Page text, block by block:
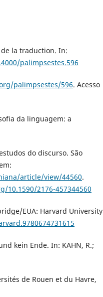
de la traduction. In:
palimpsestes.596
palimpsestes/596. Acesso
da linguagem: a
do discurso. São
article/view/44560.
10.1590/2176-457344560
EUA: Harvard University
kein Ende. In: KAHN, R.;
de Rouen et du Havre,